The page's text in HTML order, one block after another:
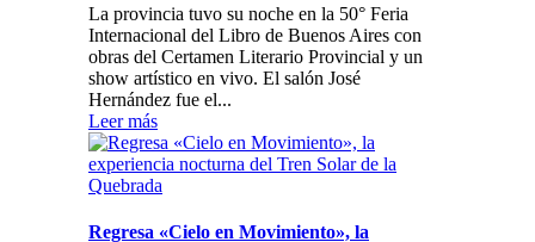
La provincia tuvo su noche en la 50° Feria
Internacional del Libro de Buenos Aires con
obras del Certamen Literario Provincial y un
show artístico en vivo. El salón José
Hernández fue el...
Leer más
Regresa «Cielo en Movimiento», la